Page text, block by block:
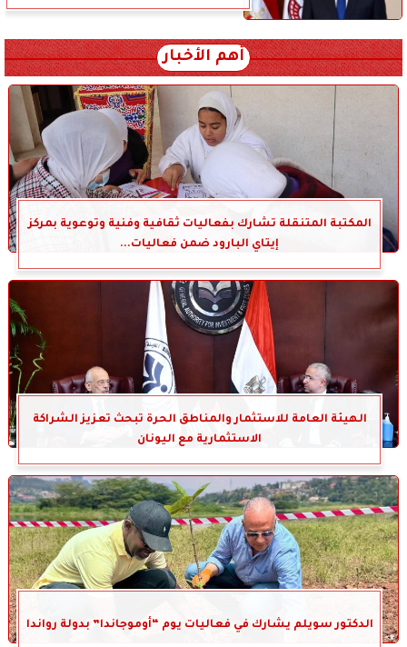
أهم الأخبار
المكتبة المتنقلة تشارك بفعاليات ثقافية وفنية وتوعوية بمركز
إيتاي البارود ضمن فعاليات...
الهيئة العامة للاستثمار والمناطق الحرة تبحث تعزيز الشراكة
الاستثمارية مع اليونان
الدكتور سويلم يشارك في فعاليات يوم “أوموجاندا” بدولة رواندا